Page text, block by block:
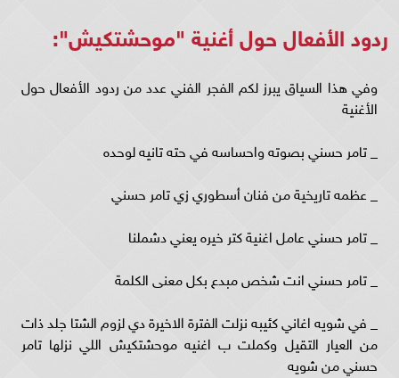
ردود الأفعال حول أغنية "موحشتكيش":
وفي هذا السياق يبرز لكم الفجر الفني عدد من ردود الأفعال حول
الأغنية
_ تامر حسني بصوته واحساسه في حته تانيه لوحده
_ عظمه تاريخية من فنان أسطوري زي تامر حسني
_ تامر حسني عامل اغنية كتر خيره يعني دشملنا
_ تامر حسني انت شخص مبدع بكل معنى الكلمة
_ في شويه اغاني كئيبه نزلت الفترة الاخيرة دي لزوم الشتا جلد ذات
من العيار التقيل وكملت ب اغنيه موحشتكيش اللي نزلها تامر
حسني من شويه